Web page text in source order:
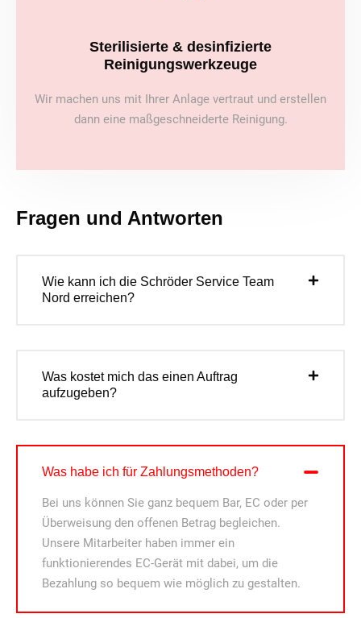
Sterilisierte & desinfizierte
Reinigungswerkzeuge
Wir machen uns mit Ihrer Anlage vertraut und erstellen
dann eine maßgeschneiderte Reinigung.
Fragen und Antworten
Wie kann ich die Schröder Service Team
Nord erreichen?
Was kostet mich das einen Auftrag
aufzugeben?
Was habe ich für Zahlungsmethoden?
Bei uns können Sie ganz bequem Bar, EC oder per
Überweisung den offenen Betrag begleichen.
Unsere Mitarbeiter haben immer ein
funktionierendes EC-Gerät mit dabei, um die
Bezahlung so bequem wie möglich zu gestalten.